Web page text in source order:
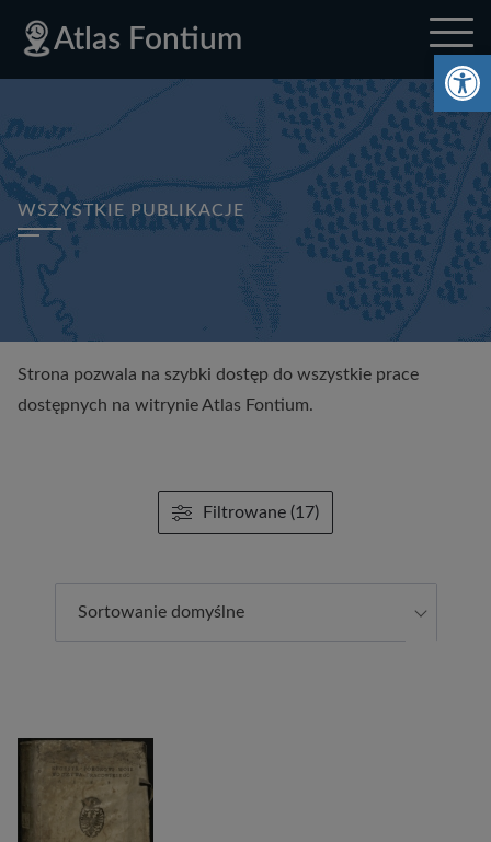
dostępności
menu
treści
stopki
prywatności
strony
prywatności
strony Atlas Fontium
WSZYSTKIE PUBLIKACJE
Strona pozwala na szybki dostęp do wszystkie prace
dostępnych na witrynie Atlas Fontium.
Filtrowane (17)
Sortowanie domyślne